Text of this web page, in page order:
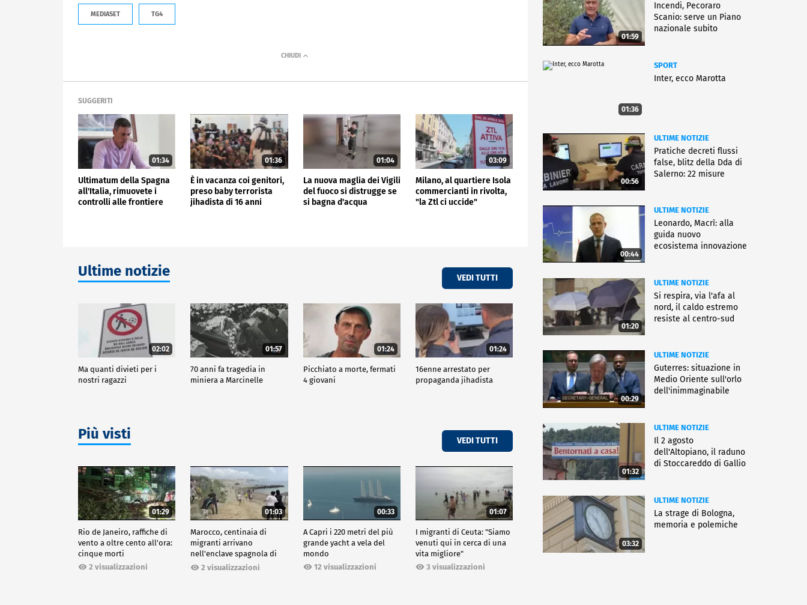
MEDIASET TG4
SUGGERITI
01:34
Ultimatum della Spagna
all'Italia, rimuovete i
controlli alle frontiere
01:36
È in vacanza coi genitori,
preso baby terrorista
jihadista di 16 anni
01:04
La nuova maglia dei Vigili
del fuoco si distrugge se
si bagna d'acqua
03:09
Milano, al quartiere Isola
commercianti in rivolta,
"la Ztl ci uccide"
Ultime notizie VEDI TUTTI
02:02
Ma quanti divieti per i
nostri ragazzi
01:57
70 anni fa tragedia in
miniera a Marcinelle
01:24
Picchiato a morte, fermati
4 giovani
01:24
16enne arrestato per
propaganda jihadista
Più visti VEDI TUTTI
01:29
Rio de Janeiro, raffiche di
vento a oltre cento all'ora:
cinque morti
2 visualizzazioni
01:03
Marocco, centinaia di
migranti arrivano
nell'enclave spagnola di
Ceuta2 visualizzazioni
00:33
A Capri i 220 metri del più
grande yacht a vela del
mondo
12 visualizzazioni
01:07
I migranti di Ceuta: "Siamo
venuti qui in cerca di una
vita migliore"
3 visualizzazioni
01:59
Incendi, Pecoraro
Scanio: serve un Piano
nazionale subito
01:36
SPORT
Inter, ecco Marotta
00:56
ULTIME NOTIZIE
Pratiche decreti flussi
false, blitz della Dda di
Salerno: 22 misure
00:44
ULTIME NOTIZIE
Leonardo, Macrì: alla
guida nuovo
ecosistema innovazione
01:20
ULTIME NOTIZIE
Si respira, via l'afa al
nord, il caldo estremo
resiste al centro-sud
00:29
ULTIME NOTIZIE
Guterres: situazione in
Medio Oriente sull'orlo
dell'inimmaginabile
01:32
ULTIME NOTIZIE
Il 2 agosto
dell'Altopiano, il raduno
di Stoccareddo di Gallio
03:32
ULTIME NOTIZIE
La strage di Bologna,
memoria e polemiche